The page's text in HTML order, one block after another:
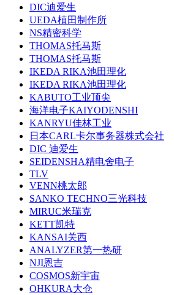
DIC迪爱生
UEDA植田制作所
NS精密科学
THOMAS托马斯
THOMAS托马斯
IKEDA RIKA池田理化
IKEDA RIKA池田理化
KABUTO工业顶尖
海洋电子KAIYODENSHI
KANRYU佳林工业
日本CARL卡尔事务器株式会社
DIC 迪爱生
SEIDENSHA精电舍电子
TLV
VENN桃太郎
SANKO TECHNO三光科技
MIRUC米瑞克
KETT凯特
KANSAI关西
ANALYZER第一热研
NJI恩吉
COSMOS新宇宙
OHKURA大仓